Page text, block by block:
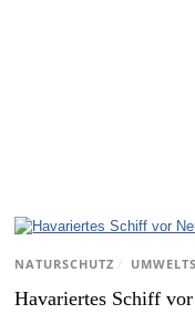
NATURSCHUTZ /
Havariertes Schiff